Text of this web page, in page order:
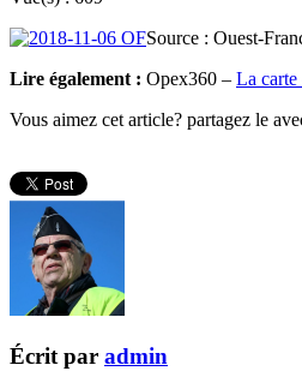
Source : Ouest-
Lire également : Opex360 – La carte
Vous aimez cet article? partagez le
Écrit par admin